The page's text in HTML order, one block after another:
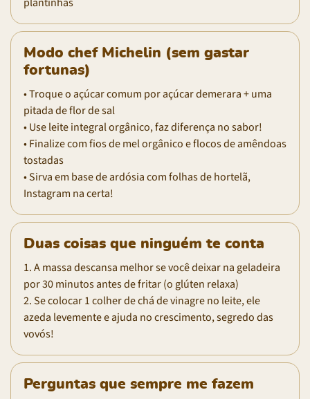
Modo chef Michelin (sem gastar
fortunas)
• Troque o açúcar comum por açúcar demerara + uma
pitada de flor de sal
• Use leite integral orgânico, faz diferença no sabor!
• Finalize com fios de mel orgânico e flocos de amêndoas
tostadas
• Sirva em base de ardósia com folhas de hortelã,
Instagram na certa!
Duas coisas que ninguém te conta
1. A massa descansa melhor se você deixar na geladeira
por 30 minutos antes de fritar (o glúten relaxa)
2. Se colocar 1 colher de chá de vinagre no leite, ele
azeda levemente e ajuda no crescimento, segredo das
vovós!
Perguntas que sempre me fazem